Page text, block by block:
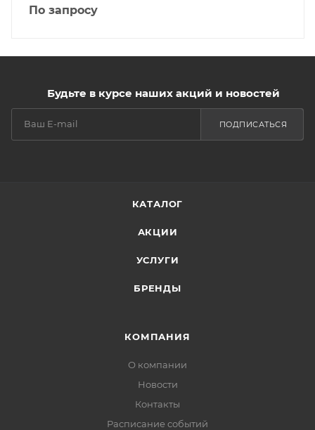
По запросу
Будьте в курсе наших акций и новостей
ПОДПИСАТЬСЯ
КАТАЛОГ
АКЦИИ
УСЛУГИ
БРЕНДЫ
КОМПАНИЯ
О компании
Новости
Контакты
Расписание событий